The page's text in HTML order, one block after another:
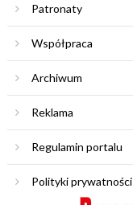
Patronaty
Współpraca
Archiwum
Reklama
Regulamin portalu
Polityki prywatności